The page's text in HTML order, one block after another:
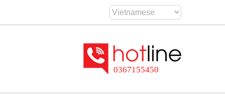
0367155450